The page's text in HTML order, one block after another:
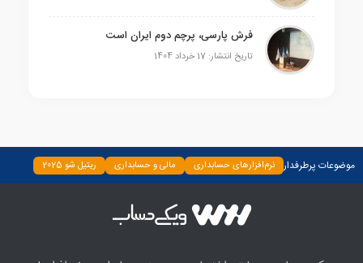
فرش پارسی، پرچم دوم ایران است
تاریخ انتشار: 17 خرداد 1404
موضوعات پرطرفدار نرم‌افزارهای حسابداری مالی و حسابداری
ریتیل شو 2025
دسته‌بندی نشده
چپ چین بیمه و بانک اخبار ابزارها